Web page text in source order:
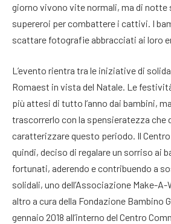
giorno vivono vite normali, ma di notte
supereroi per combattere i cattivi. I
scattare fotografie abbracciati ai loro
L’evento rientra tra le iniziative di
Romaest in vista del Natale. Le
più attesi di tutto l’anno dai bambini,
trascorrerlo con la spensieratezza che
caratterizzare questo periodo. Il
quindi, deciso di regalare un sorriso ai
fortunati, aderendo e contribuendo a
solidali, uno dell’Associazione Make-A-
altro a cura della Fondazione Bambino
gennaio 2018 all’interno del Centro